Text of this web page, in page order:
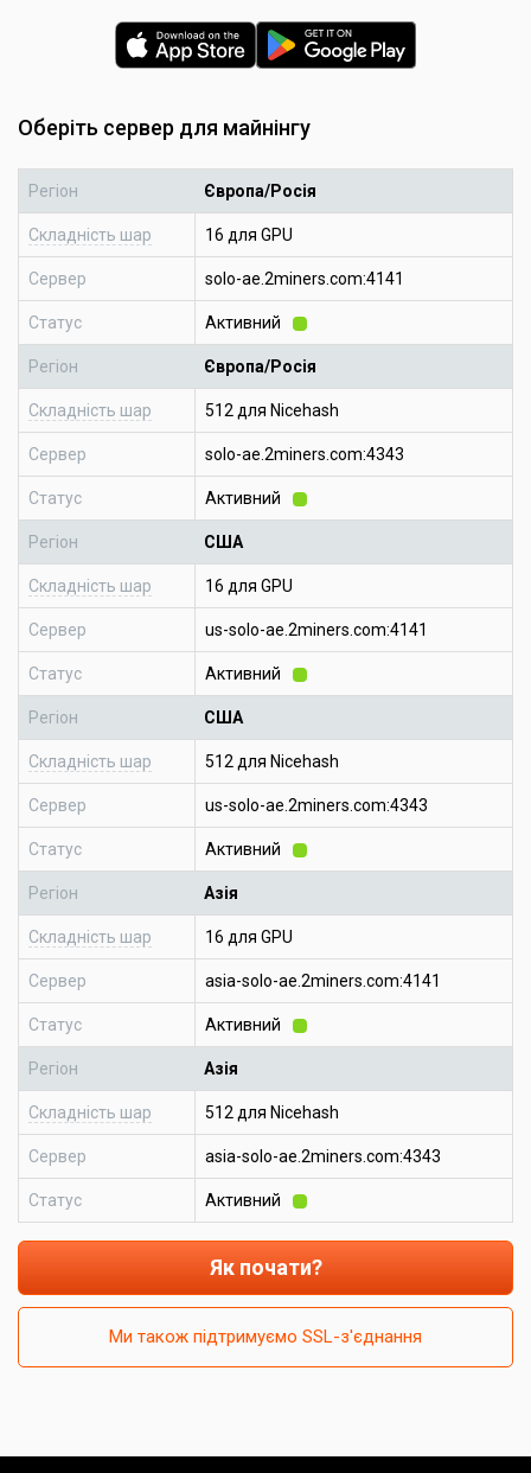
Оберіть сервер для майнінгу
Регіон Європа/Росія
Складність шар 16 для GPU
Сервер solo-ae.2miners.com:4141
Статус Активний
Регіон Європа/Росія
Складність шар 512 для Nicehash
Сервер solo-ae.2miners.com:4343
Статус Активний
Регіон США
Складність шар 16 для GPU
Сервер us-solo-ae.2miners.com:4141
Статус Активний
Регіон США
Складність шар 512 для Nicehash
Сервер us-solo-ae.2miners.com:4343
Статус Активний
Регіон Азія
Складність шар 16 для GPU
Сервер asia-solo-ae.2miners.com:4141
Статус Активний
Регіон Азія
Складність шар 512 для Nicehash
Сервер asia-solo-ae.2miners.com:4343
Статус Активний
Як почати?
Ми також підтримуємо SSL-з'єднання